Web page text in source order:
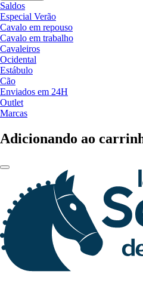
Saldos
Especial Verão
Cavalo em repouso
Cavalo em trabalho
Cavaleiros
Ocidental
Estábulo
Cão
Enviados em 24H
Outlet
Marcas
Adicionando ao